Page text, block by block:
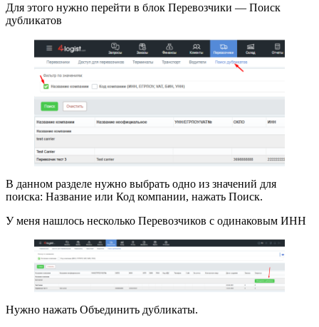
Для этого нужно перейти в блок Перевозчики — Поиск
дубликатов
В данном разделе нужно выбрать одно из значений для
поиска: Название или Код компании, нажать Поиск.
У меня нашлось несколько Перевозчиков с одинаковым ИНН
Нужно нажать Объединить дубликаты.